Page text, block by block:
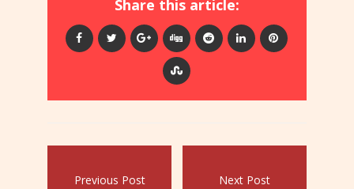
Share this article:
Previous Post Next Post